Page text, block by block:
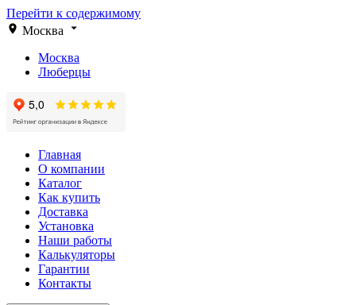
Перейти к содержимому
Москва
Москва
Люберцы
Главная
О компании
Каталог
Как купить
Доставка
Установка
Наши работы
Калькуляторы
Гарантии
Контакты